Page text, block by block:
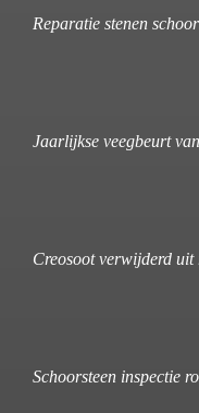
Reparatie stenen
Jaarlijkse veegbeurt
Creosoot verwijderd uit
Schoorsteen inspectie